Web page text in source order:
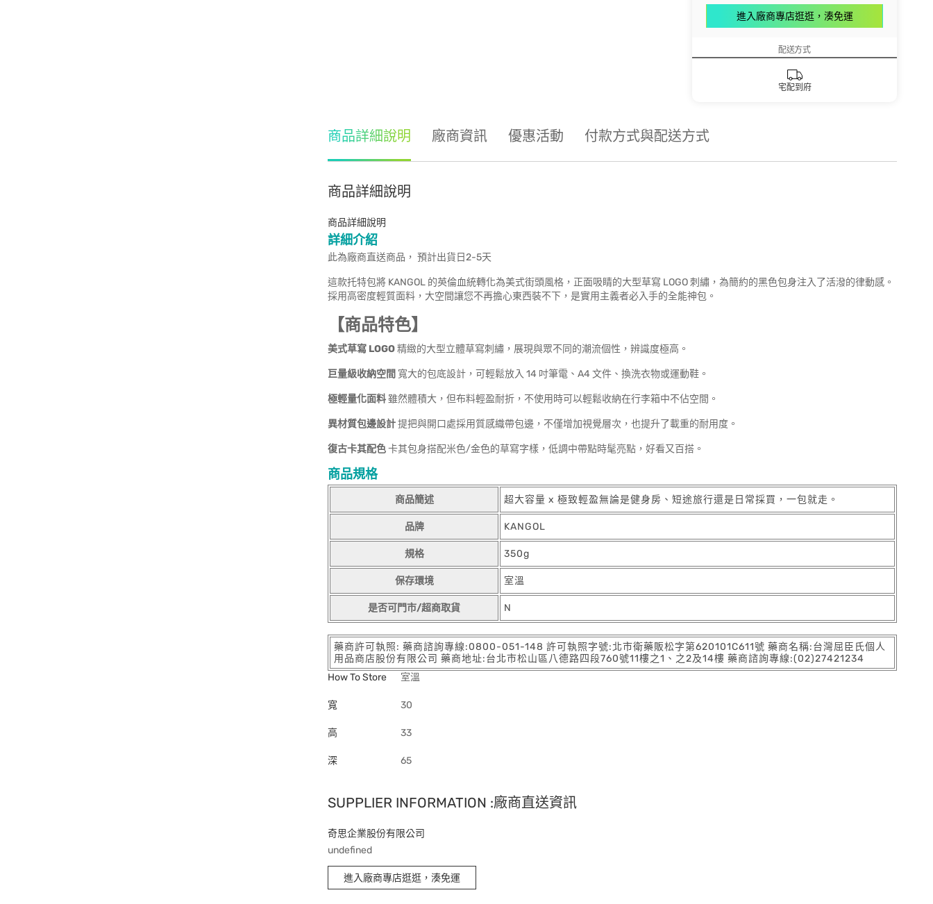
進入廠商專店逛逛，湊免運
配送方式
宅配到府
商品詳細說明 廠商資訊 優惠活動 付款方式與配送方式
商品詳細說明
商品詳細說明
詳細介紹
此為廠商直送商品， 預計出貨日2-5天
這款托特包將 KANGOL 的英倫血統轉化為美式街頭風格，正面吸睛的大型草寫 LOGO 刺繡，為簡約的黑色包身注入了活潑的律動感。
採用高密度輕質面料，大空間讓您不再擔心東西裝不下，是實用主義者必入手的全能神包。
【商品特色】
美式草寫 LOGO精緻的大型立體草寫刺繡，展現與眾不同的潮流個性，辨識度極高。
巨量級收納空間 寬大的包底設計，可輕鬆放入 14 吋筆電、A4 文件、換洗衣物或運動鞋。
極輕量化面料 雖然體積大，但布料輕盈耐折，不使用時可以輕鬆收納在行李箱中不佔空間。
異材質包邊設計提把與開口處採用質感織帶包邊，不僅增加視覺層次，也提升了載重的耐用度。
復古卡其配色卡其包身搭配米色/金色的草寫字樣，低調中帶點時髦亮點，好看又百搭。
商品規格
商品簡述 超大容量 x 極致輕盈無論是健身房、短途旅行還是日常採買，一包就走。
品牌 KANGOL
規格 350g
保存環境 室溫
是否可門市/超商取貨 N
藥商許可執照: 藥商諮詢專線:0800-051-148 許可執照字號:北市衛藥販松字第620101C611號 藥商名稱:台灣屈臣氏個人
用品商店股份有限公司 藥商地址:台北市松山區八德路四段760號11樓之1、之2及14樓 藥商諮詢專線:(02)27421234
How To Store
室溫
寬 30
高 33
深 65
SUPPLIER INFORMATION :廠商直送資訊
奇思企業股份有限公司
undefined
進入廠商專店逛逛，湊免運